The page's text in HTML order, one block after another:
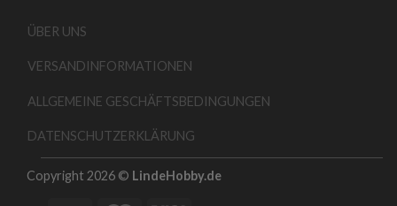
ÜBER UNS
VERSANDINFORMATIONEN
ALLGEMEINE GESCHÄFTSBEDINGUNGEN
DATENSCHUTZERKLÄRUNG
Copyright 2026 © LindeHobby.de